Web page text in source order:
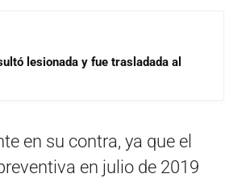
lesionada y fue trasladada al
en su contra, ya que el
en julio de 2019